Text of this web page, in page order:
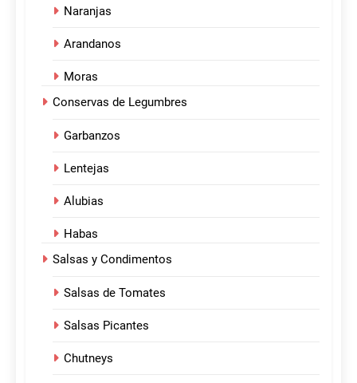
Naranjas
Arandanos
Moras
Conservas de Legumbres
Garbanzos
Lentejas
Alubias
Habas
Salsas y Condimentos
Salsas de Tomates
Salsas Picantes
Chutneys